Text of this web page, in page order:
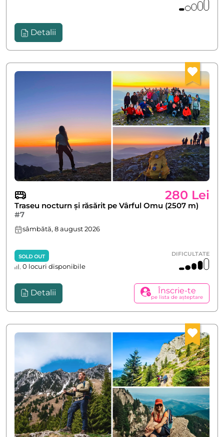
Detalii
280 Lei
Traseu nocturn și răsărit pe Vârful Omu (2507 m)
#7
sâmbătă, 8 august 2026
SOLD OUT
0 locuri disponibile
DIFICULTATE
Detalii Înscrie-te
pe lista de așteptare